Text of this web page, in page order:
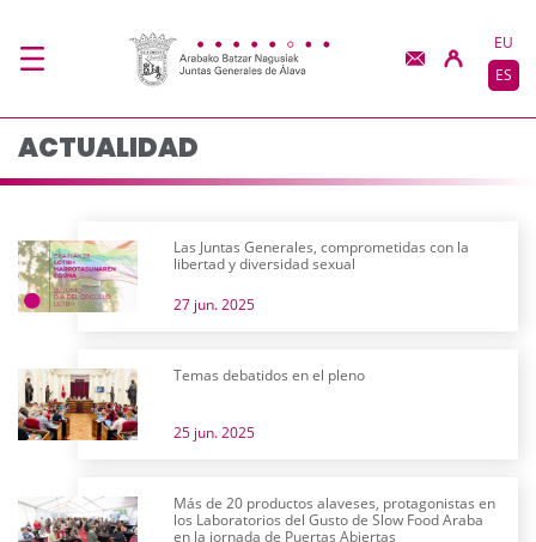
Actualidad - JJGG-
EU
ES
ACTUALIDAD
Las Juntas Generales, comprometidas con la
libertad y diversidad sexual
27 jun. 2025
Temas debatidos en el pleno
25 jun. 2025
Más de 20 productos alaveses, protagonistas en
los Laboratorios del Gusto de Slow Food Araba
en la jornada de Puertas Abiertas